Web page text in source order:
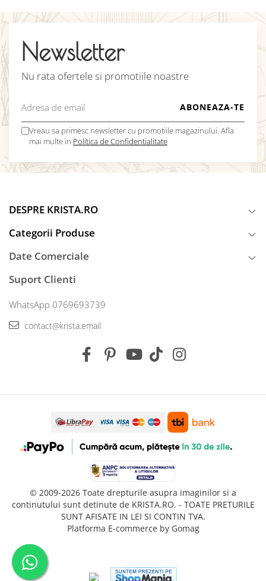
Newsletter
Nu rata ofertele si promotiile noastre
Vreau sa primesc newsletter cu promotiile magazinului. Afla
mai multe in Politica de Confidentialitate
DESPRE KRISTA.RO
Categorii Produse
Date Comerciale
Suport Clienti
WhatsApp 0769693739
contact@krista.email
© 2009-2026 Toate drepturile asupra imaginilor si a
continutului sunt detinute de KRISTA.RO. - TOATE PRETURILE
SUNT AFISATE IN LEI SI CONTIN TVA.
Platforma E-commerce by Gomag